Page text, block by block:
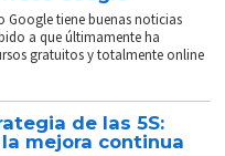
Google tiene buenas noticias
a que últimamente ha
gratuitos y totalmente online
de las 5S:
mejora continua